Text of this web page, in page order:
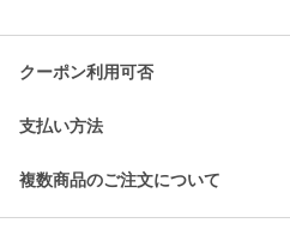
クーポン利用可否
支払い方法
複数商品のご注文について